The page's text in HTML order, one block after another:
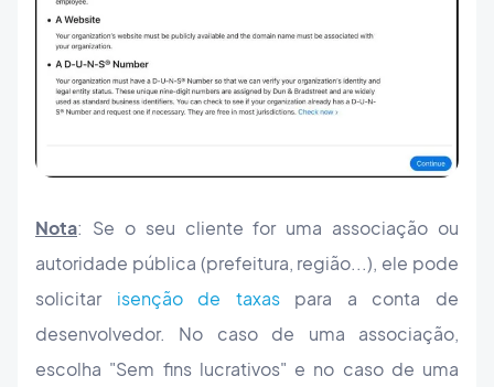
Nota: Se o seu cliente for uma associação ou
autoridade pública (prefeitura, região...), ele pode
solicitar isenção de taxaspara a conta de
desenvolvedor. No caso de uma associação,
escolha "Sem fins lucrativos" e no caso de uma